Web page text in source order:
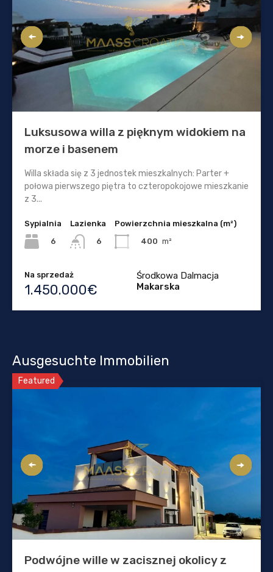
Luksusowa willa z pięknym widokiem na
morze i basenem
Willa składa się z 3 jednostek mieszkalnych: Parter +
połowa pierwszego piętra to czteropokojowe mieszkanie
z 3...
Sypialnia
6
Lazienka
6
Powierzchnia mieszkalna (m²)
400 m²
Na sprzedaż
1.450.000€
Środkowa Dalmacja
Makarska
Ausgesuchte Immobilien
Featured
Podwójne wille w zacisznej okolicy z